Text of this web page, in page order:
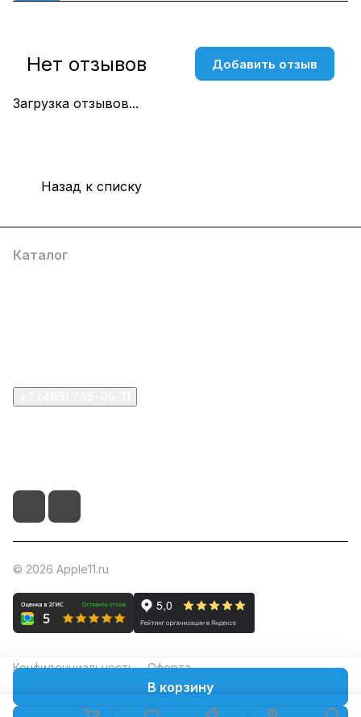
В корзину
Загрузка отзывов...
Нет отзывов Добавить отзыв
Назад к списку
Каталог
© 2026 Apple11.ru
Конфиденциальность Оферта